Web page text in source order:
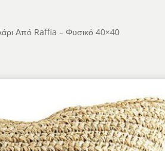
Από Raffia – Φυσικό 40×40